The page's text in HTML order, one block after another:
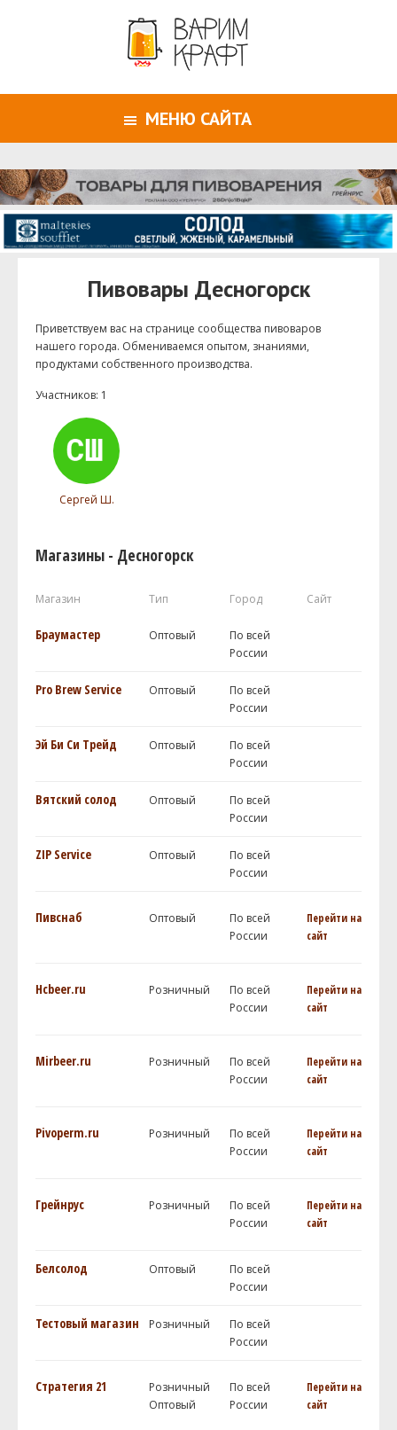
МЕНЮ САЙТА
Пивовары Десногорск
Приветствуем ваc на странице сообщества пивоваров
нашего города. Обмениваемся опытом, знаниями,
продуктами собственного производства.
Участников: 1
Сергей Ш.
Магазины - Десногорск
Магазин Тип Город Сайт
Браумастер Оптовый
По всей
России
Pro Brew Service Оптовый
По всей
России
Эй Би Си Трейд Оптовый
По всей
России
Вятский солод Оптовый
По всей
России
ZIP Service Оптовый
По всей
России
Пивснаб Оптовый
По всей
России
Перейти на
сайт
Hcbeer.ru Розничный
По всей
России
Перейти на
сайт
Mirbeer.ru Розничный
По всей
России
Перейти на
сайт
Pivoperm.ru Розничный
По всей
России
Перейти на
сайт
Грейнрус Розничный
По всей
России
Перейти на
сайт
Белсолод Оптовый
По всей
России
Тестовый магазин Розничный
По всей
России
Стратегия 21
Розничный
Оптовый
По всей
России
Перейти на
сайт